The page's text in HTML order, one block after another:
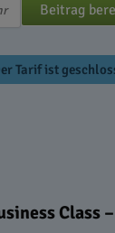
Beitrag
Tarif ist
Class